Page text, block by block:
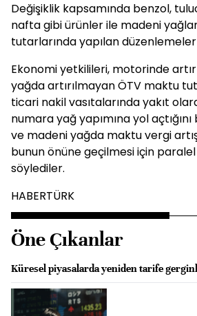
Değişiklik kapsamında benzol,
nafta gibi ürünler ile madeni
tutarlarında yapılan
Ekonomi yetkilileri, motorinde
yağda artırılmayan ÖTV maktu
ticari nakil vasıtalarında yakıt
numara yağ yapımına yol
ve madeni yağda maktu vergi
bunun önüne geçilmesi için paralel
söylediler.
HABERTÜRK
Öne Çıkanlar
Küresel piyasalarda yeniden tarife